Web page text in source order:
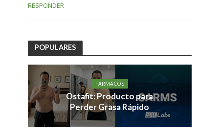
RESPONDER
POPULARES
FARMACOS
Ostafit: Producto para
Perder Grasa Rápido